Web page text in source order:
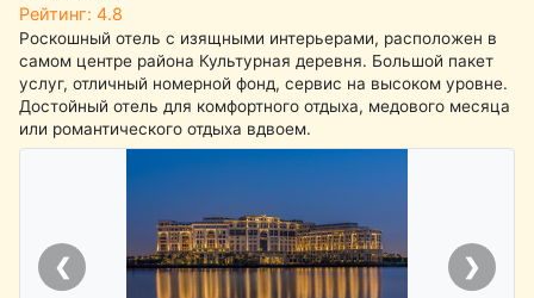
Рейтинг: 4.8
Роскошный отель с изящными интерьерами, расположен в
самом центре района Культурная деревня. Большой пакет
услуг, отличный номерной фонд, сервис на высоком уровне.
Достойный отель для комфортного отдыха, медового месяца
или романтического отдыха вдвоем.
❮ ❯